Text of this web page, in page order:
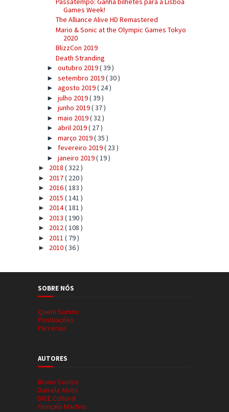
Games Week!
The Alliance Alive HD Remastered
Mario & Sonic at the Olympic Games Tokyo
2020
BlizzCon 2019
Death Stranding
► outubro 2019( 39 )
► setembro 2019( 30 )
► agosto 2019( 24 )
► julho 2019( 39 )
► junho 2019( 37 )
► maio 2019( 32 )
► abril 2019( 27 )
► março 2019( 35 )
► fevereiro 2019( 23 )
► janeiro 2019( 19 )
► 2018 ( 322 )
► 2017( 220 )
► 2016( 183 )
► 2015 ( 141 )
► 2014( 181 )
► 2013 ( 190 )
► 2012( 108 )
► 2011 ( 79 )
► 2010( 36 )
SOBRE NÓS
Quem Somos
Pontuações
Parcerias
AUTORES
Bruno Santos
Daniela Alves
DICE Cultural
Gonçalo Martins